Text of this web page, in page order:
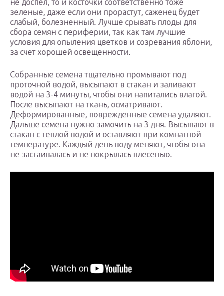
не доспел, то и косточки соответственно тоже
зеленые, даже если они прорастут, саженец будет
слабый, болезненный. Лучше срывать плоды для
сбора семян с периферии, так как там лучшие
условия для опыления цветков и созревания яблони,
за счет хорошей освещенности.
Собранные семена тщательно промывают под
проточной водой, высыпают в стакан и заливают
водой на 3-4 минуты, чтобы они напитались влагой.
После высыпают на ткань, осматривают.
Деформированные, поврежденные семена удаляют.
Дальше семена нужно замочить на 3 дня. Высыпают в
стакан с теплой водой и оставляют при комнатной
температуре. Каждый день воду меняют, чтобы она
не застаивалась и не покрылась плесенью.